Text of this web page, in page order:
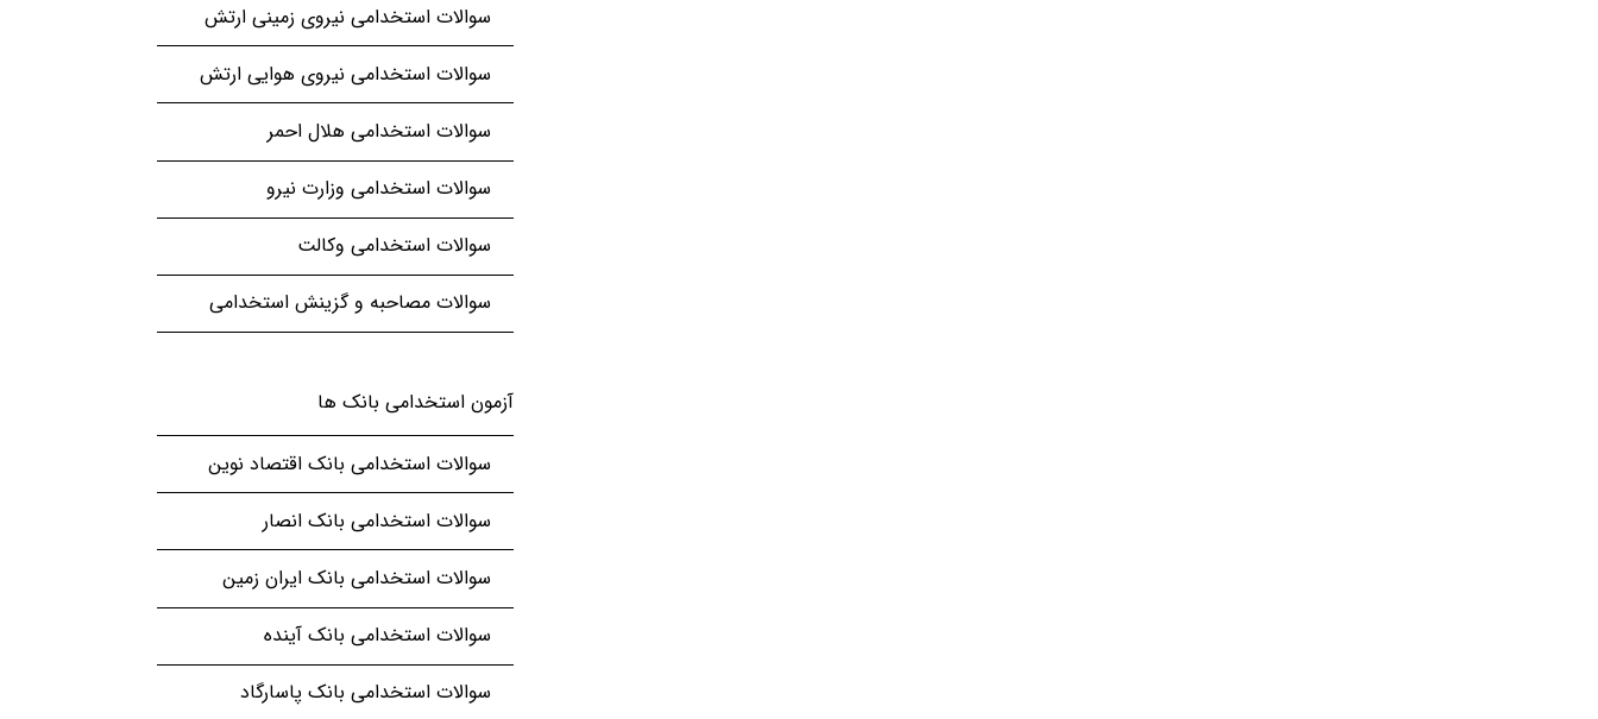
سوالات استخدامی نیروی زمینی ارتش
سوالات استخدامی نیروی هوایی ارتش
سوالات استخدامی هلال احمر
سوالات استخدامی وزارت نیرو
سوالات استخدامی وکالت
سوالات مصاحبه و گزینش استخدامی
آزمون استخدامی بانک ها
سوالات استخدامی بانک اقتصاد نوین
سوالات استخدامی بانک انصار
سوالات استخدامی بانک ایران زمین
سوالات استخدامی بانک آینده
سوالات استخدامی بانک پاسارگاد